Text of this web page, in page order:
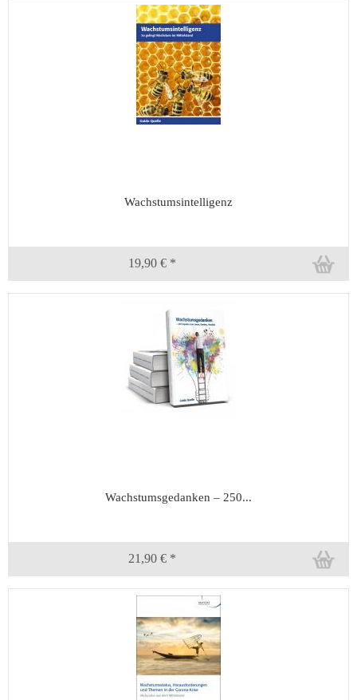
Wachstumsintelligenz
19,90 € *
Wachstumsgedanken – 250...
21,90 € *